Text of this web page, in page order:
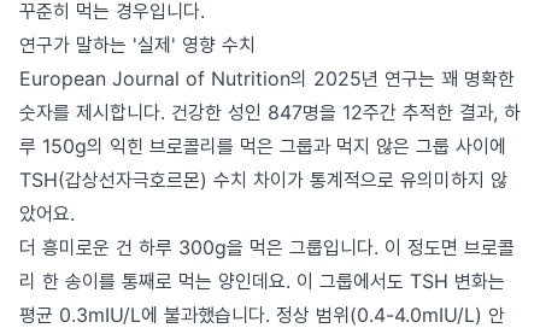
꾸준히 먹는 경우입니다.
연구가 말하는 '실제' 영향 수치
European Journal of Nutrition의 2025년 연구는 꽤 명확한
숫자를 제시합니다. 건강한 성인 847명을 12주간 추적한 결과, 하
루 150g의 익힌 브로콜리를 먹은 그룹과 먹지 않은 그룹 사이에
TSH(갑상선자극호르몬) 수치 차이가 통계적으로 유의미하지 않
았어요.
더 흥미로운 건 하루 300g을 먹은 그룹입니다. 이 정도면 브로콜
리 한 송이를 통째로 먹는 양인데요. 이 그룹에서도 TSH 변화는
평균 0.3mIU/L에 불과했습니다. 정상 범위(0.4-4.0mIU/L) 안